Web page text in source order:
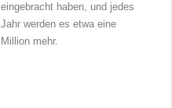
eingebracht haben, und jedes
Jahr werden es etwa eine
Million mehr.